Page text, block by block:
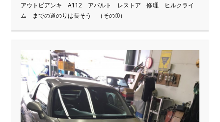
アウトビアンキ A112 アバルト レストア 修理 ヒルクライ
ム までの道のりは長そう （その➀）